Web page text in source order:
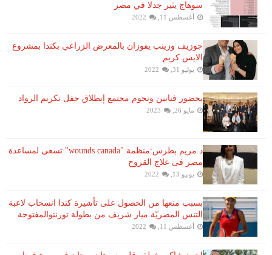
سوهاج يثير جدلا في مصر
أغسطس 11, 2022
جوزيف وزينب يفوزان بالمعرض الزراعي بكندا بمشروع
الايس كريم
يوليو 31, 2022
بحضور فنانين ونجوم مجتمع إنطلاق حفل تكريم الرواد
مايو 26, 2023
د.مريم بطرس:منظمة "wounds canada" تسعى لمساعدة
مصر فى علاج القروح
يونيو 13, 2022
بسبب منعها من الحصول على تأشيرة كندا انسحاب لاعبة ​
التنس​ المصريّة ​ميار شريف​ من بطولة ​تورنتو​المفتوحة
أغسطس 11, 2022